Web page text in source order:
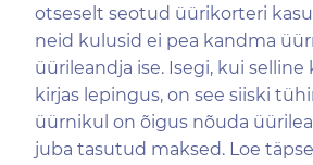
otseselt seotud üürikorteri
neid kulusid ei pea kandma
üürileandja ise. Isegi, kui
kirjas lepingus, on see siiski
üürnikul on õigus nõuda
juba tasutud maksed. Loe